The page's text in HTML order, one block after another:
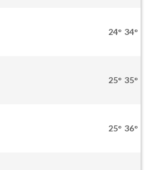
24° 34°
25° 35°
25° 36°